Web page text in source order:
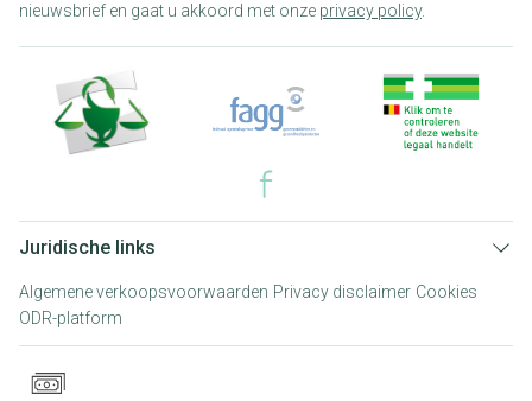
nieuwsbrief en gaat u akkoord met onze privacy policy.
Juridische links
Algemene verkoopsvoorwaarden Privacy disclaimer Cookies
ODR-platform